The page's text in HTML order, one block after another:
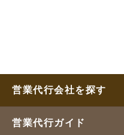
営業代行会社を探す
営業代行ガイド